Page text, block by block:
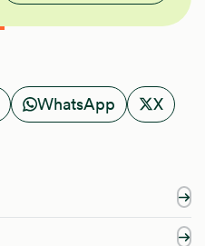
WhatsApp X